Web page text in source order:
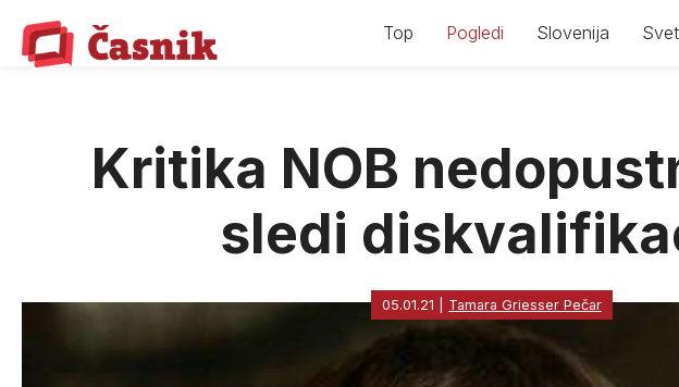
content
Top Pogledi Slovenija Svet
Kritika NOB
sledi
05.01.21 Tamara Griesser Pečar